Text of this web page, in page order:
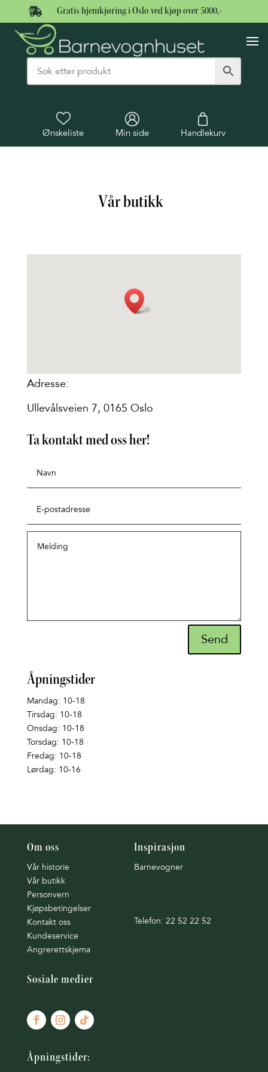
 Gratis hjemkjøring i Oslo ved kjøp over 5000,-
Ønskeliste Min side Handlekurv
Vår butikk
Adresse:
Ullevålsveien 7, 0165 Oslo
Ta kontakt med oss her!
Send
Åpningstider
Mandag: 10-18
Tirsdag: 10-18
Onsdag: 10-18
Torsdag: 10-18
Fredag: 10-18
Lørdag: 10-16
Om oss
Vår historie
Vår butikk
Personvern
Kjøpsbetingelser
Kontakt oss
Kundeservice
Angrerettskjema
Inspirasjon
Barnevogner
Telefon: 22 52 22 52
Sosiale medier
Åpningstider: